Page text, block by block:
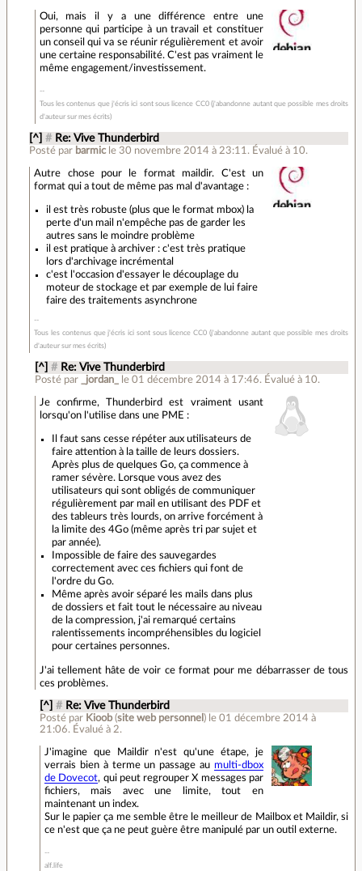
Oui, mais il y a une différence entre une
personne qui participe à un travail et constituer
un conseil qui va se réunir régulièrement et avoir
une certaine responsabilité. C'est pas vraiment le
même engagement/investissement.
Tous les contenus que j'écris ici sont sous licence CC0 (j'abandonne autant que possible mes droits
d'auteur sur mes écrits)
[^] # Re: Vive Thunderbird
Posté par barmic le 30 novembre 2014 à 23:11 . Évalué à 10.
Autre chose pour le format maildir. C'est un
format qui a tout de même pas mal d'avantage :
il est très robuste (plus que le format mbox) la
perte d'un mail n'empêche pas de garder les
autres sans le moindre problème
il est pratique à archiver : c'est très pratique
lors d'archivage incrémental
c'est l'occasion d'essayer le découplage du
moteur de stockage et par exemple de lui faire
faire des traitements asynchrone
Tous les contenus que j'écris ici sont sous licence CC0 (j'abandonne autant que possible mes droits
d'auteur sur mes écrits)
[^] # Re: Vive Thunderbird
Posté par _jordan_ le 01 décembre 2014 à 17:46. Évalué à 10.
Je confirme, Thunderbird est vraiment usant
lorsqu'on l'utilise dans une PME :
Il faut sans cesse répéter aux utilisateurs de
faire attention à la taille de leurs dossiers.
Après plus de quelques Go, ça commence à
ramer sévère. Lorsque vous avez des
utilisateurs qui sont obligés de communiquer
régulièrement par mail en utilisant des PDF et
des tableurs très lourds, on arrive forcément à
la limite des 4Go (même après tri par sujet et
par année).
Impossible de faire des sauvegardes
correctement avec ces fichiers qui font de
l'ordre du Go.
Même après avoir séparé les mails dans plus
de dossiers et fait tout le nécessaire au niveau
de la compression, j'ai remarqué certains
ralentissements incompréhensibles du logiciel
pour certaines personnes.
J'ai tellement hâte de voir ce format pour me débarrasser de tous
ces problèmes.
[^] # Re: Vive Thunderbird
Posté par Kioob(site web personnel ) le 01 décembre 2014 à
21:06.Évalué à 2.
J'imagine que Maildir n'est qu'une étape, je
verrais bien à terme un passage au multi-dbox
de Dovecot, qui peut regrouper X messages par
fichiers, mais avec une limite, tout en
maintenant un index.
Sur le papier ça me semble être le meilleur de Mailbox et Maildir, si
ce n'est que ça ne peut guère être manipulé par un outil externe.
alf.life